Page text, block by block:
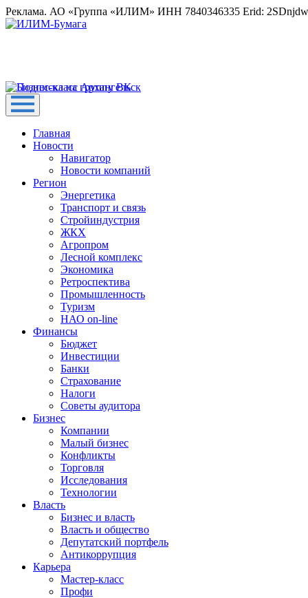
Реклама. АО «Группа «ИЛИМ» ИНН 7840346335 Erid:
Главная
Новости
Навигатор
Новости компаний
Регион
Энергетика
Транспорт и связь
Стройиндустрия
ЖКХ
Агропром
Лесной комплекс
Экономика
Ретроспектива
Промышленность
Туризм
НАО on-line
Финансы
Бюджет
Инвестиции
Банки
Страхование
Налоги
Советы аудитора
Бизнес
Компании
Малый бизнес
Конфликты
Торговля
Исследования
Технологии
Власть
Бизнес и власть
Власть и общество
Депутатский портфель
Антикоррупция
Карьера
Мастер-класс
Профи